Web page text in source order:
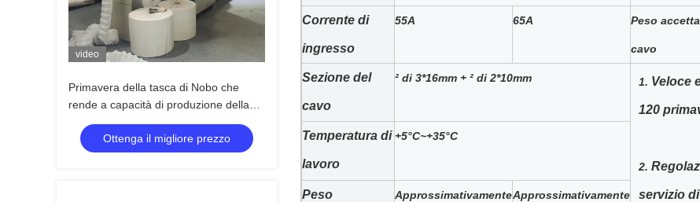
video
Primavera della tasca di Nobo che
rende a capacità di produzione della
macchina 140 primavere/min
Ottenga il migliore prezzo
Corrente di
ingresso
55A 65A Peso
cavo
Sezione del
cavo
² di 3*16mm + ² di 2*10mm 1. Veloce
120
2.
servizio
Temperatura di
lavoro
+5°C~+35°C
Peso ApprossimativamenteApprossimativamente